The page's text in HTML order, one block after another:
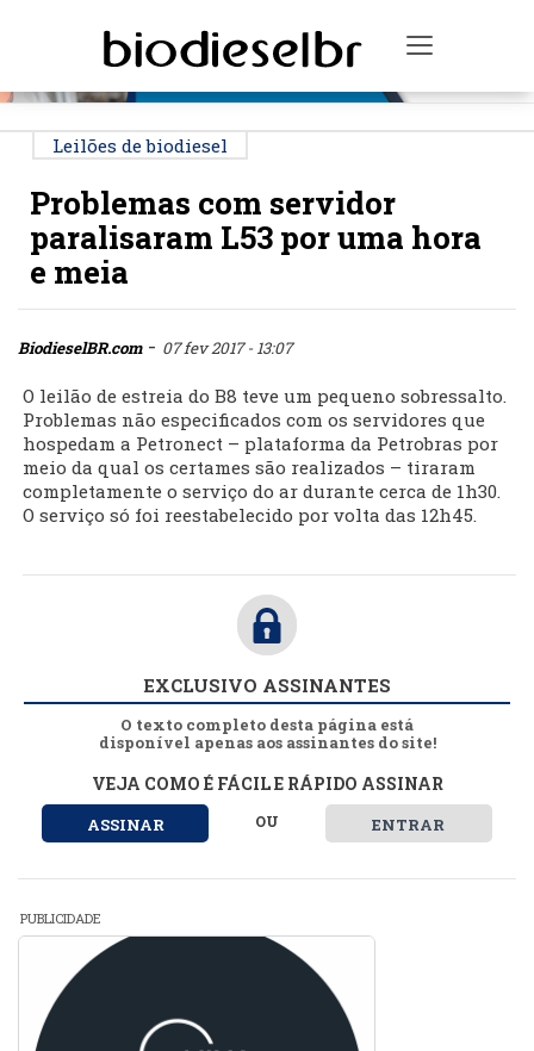
Toggle
Leilões de biodiesel
Problemas com servidor
paralisaram L53 por uma hora
e meia
BiodieselBR.com- 07 fev 2017 - 13:07
O leilão de estreia do B8 teve um pequeno sobressalto.
Problemas não especificados com os servidores que
hospedam a Petronect – plataforma da Petrobras por
meio da qual os certames são realizados – tiraram
completamente o serviço do ar durante cerca de 1h30.
O serviço só foi reestabelecido por volta das 12h45.
EXCLUSIVO ASSINANTES
O texto completo desta página está
disponível apenas aos assinantes do site!
VEJA COMO É FÁCIL E RÁPIDO ASSINAR
ASSINAR OU ENTRAR
PUBLICIDADE